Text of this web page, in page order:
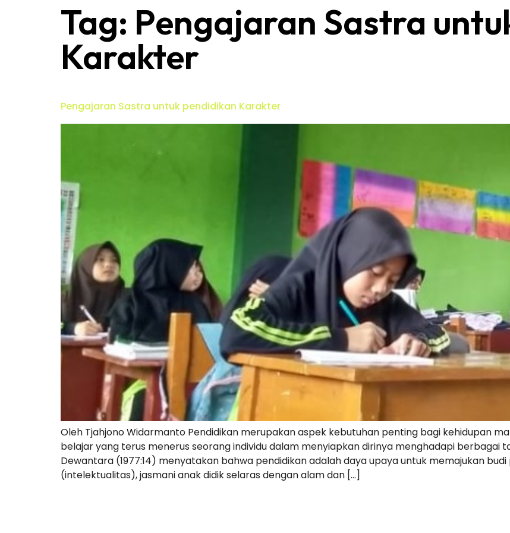
Tag: Pengajaran Sastra
Karakter
Pengajaran Sastra untuk pendidikan Karakter
Oleh Tjahjono Widarmanto Pendidikan merupakan aspek kebutuhan penting bagi kehidupan
belajar yang terus menerus seorang individu dalam menyiapkan dirinya menghadapi berbagai
Dewantara (1977:14) menyatakan bahwa pendidikan adalah daya upaya untuk memajukan
(intelektualitas), jasmani anak didik selaras dengan alam dan […]